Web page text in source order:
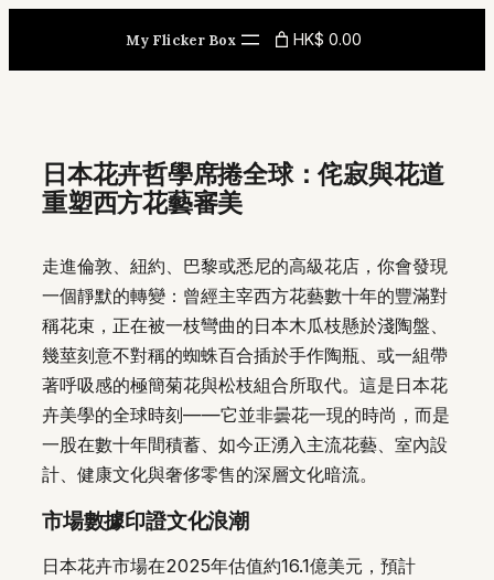
My Flicker Box HK$ 0.00
日本花卉哲學席捲全球：侘寂與花道
重塑西方花藝審美
走進倫敦、紐約、巴黎或悉尼的高級花店，你會發現
一個靜默的轉變：曾經主宰西方花藝數十年的豐滿對
稱花束，正在被一枝彎曲的日本木瓜枝懸於淺陶盤、
幾莖刻意不對稱的蜘蛛百合插於手作陶瓶、或一組帶
著呼吸感的極簡菊花與松枝組合所取代。這是日本花
卉美學的全球時刻——它並非曇花一現的時尚，而是
一股在數十年間積蓄、如今正湧入主流花藝、室內設
計、健康文化與奢侈零售的深層文化暗流。
市場數據印證文化浪潮
日本花卉市場在2025年估值約16.1億美元，預計